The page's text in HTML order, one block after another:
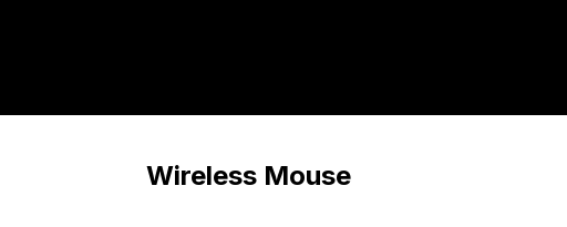
Wireless Mouse